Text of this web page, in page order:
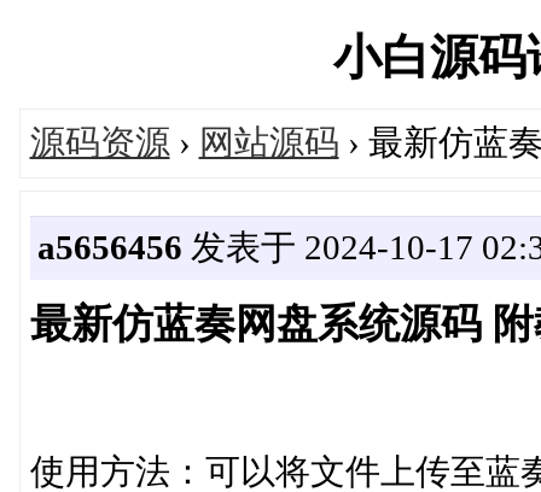
小白源
源码资源 › 网站源码 › 最新仿蓝
a5656456 发表于 2024-10-17
最新仿蓝奏网盘系统源码
使用方法：可以将文件上传至蓝